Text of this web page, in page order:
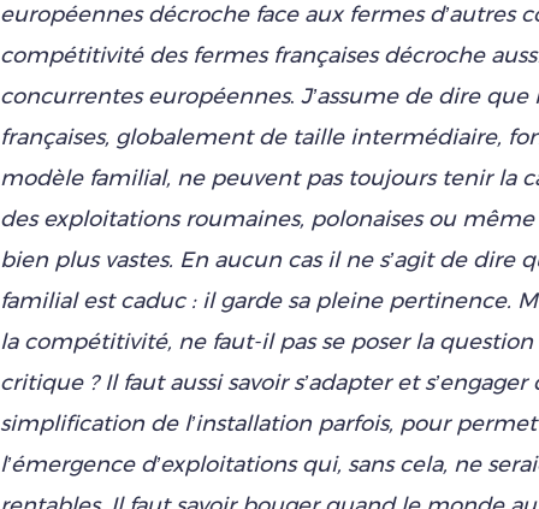
européennes décroche face aux fermes d’autres
compétitivité des fermes françaises décroche
concurrentes européennes. J’assume de dire que
françaises, globalement de taille intermédiaire,
modèle familial, ne peuvent pas toujours tenir la
des exploitations roumaines, polonaises ou
bien plus vastes. En aucun cas il ne s’agit de dire
familial est caduc : il garde sa pleine pertinence.
la compétitivité, ne faut-il pas se poser la
critique ? Il faut aussi savoir s’adapter et s’engager
simplification de l’installation parfois, pour
l’émergence d’exploitations qui, sans cela, ne